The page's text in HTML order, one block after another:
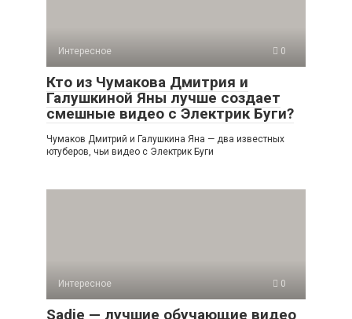
Интересное 0
Кто из Чумакова Дмитрия и
Галушкиной Яны лучше создает
смешные видео с Электрик Буги?
Чумаков Дмитрий и Галушкина Яна — два известных
ютуберов, чьи видео с Электрик Буги
Интересное 0
Sadie — лучшие обучающие видео